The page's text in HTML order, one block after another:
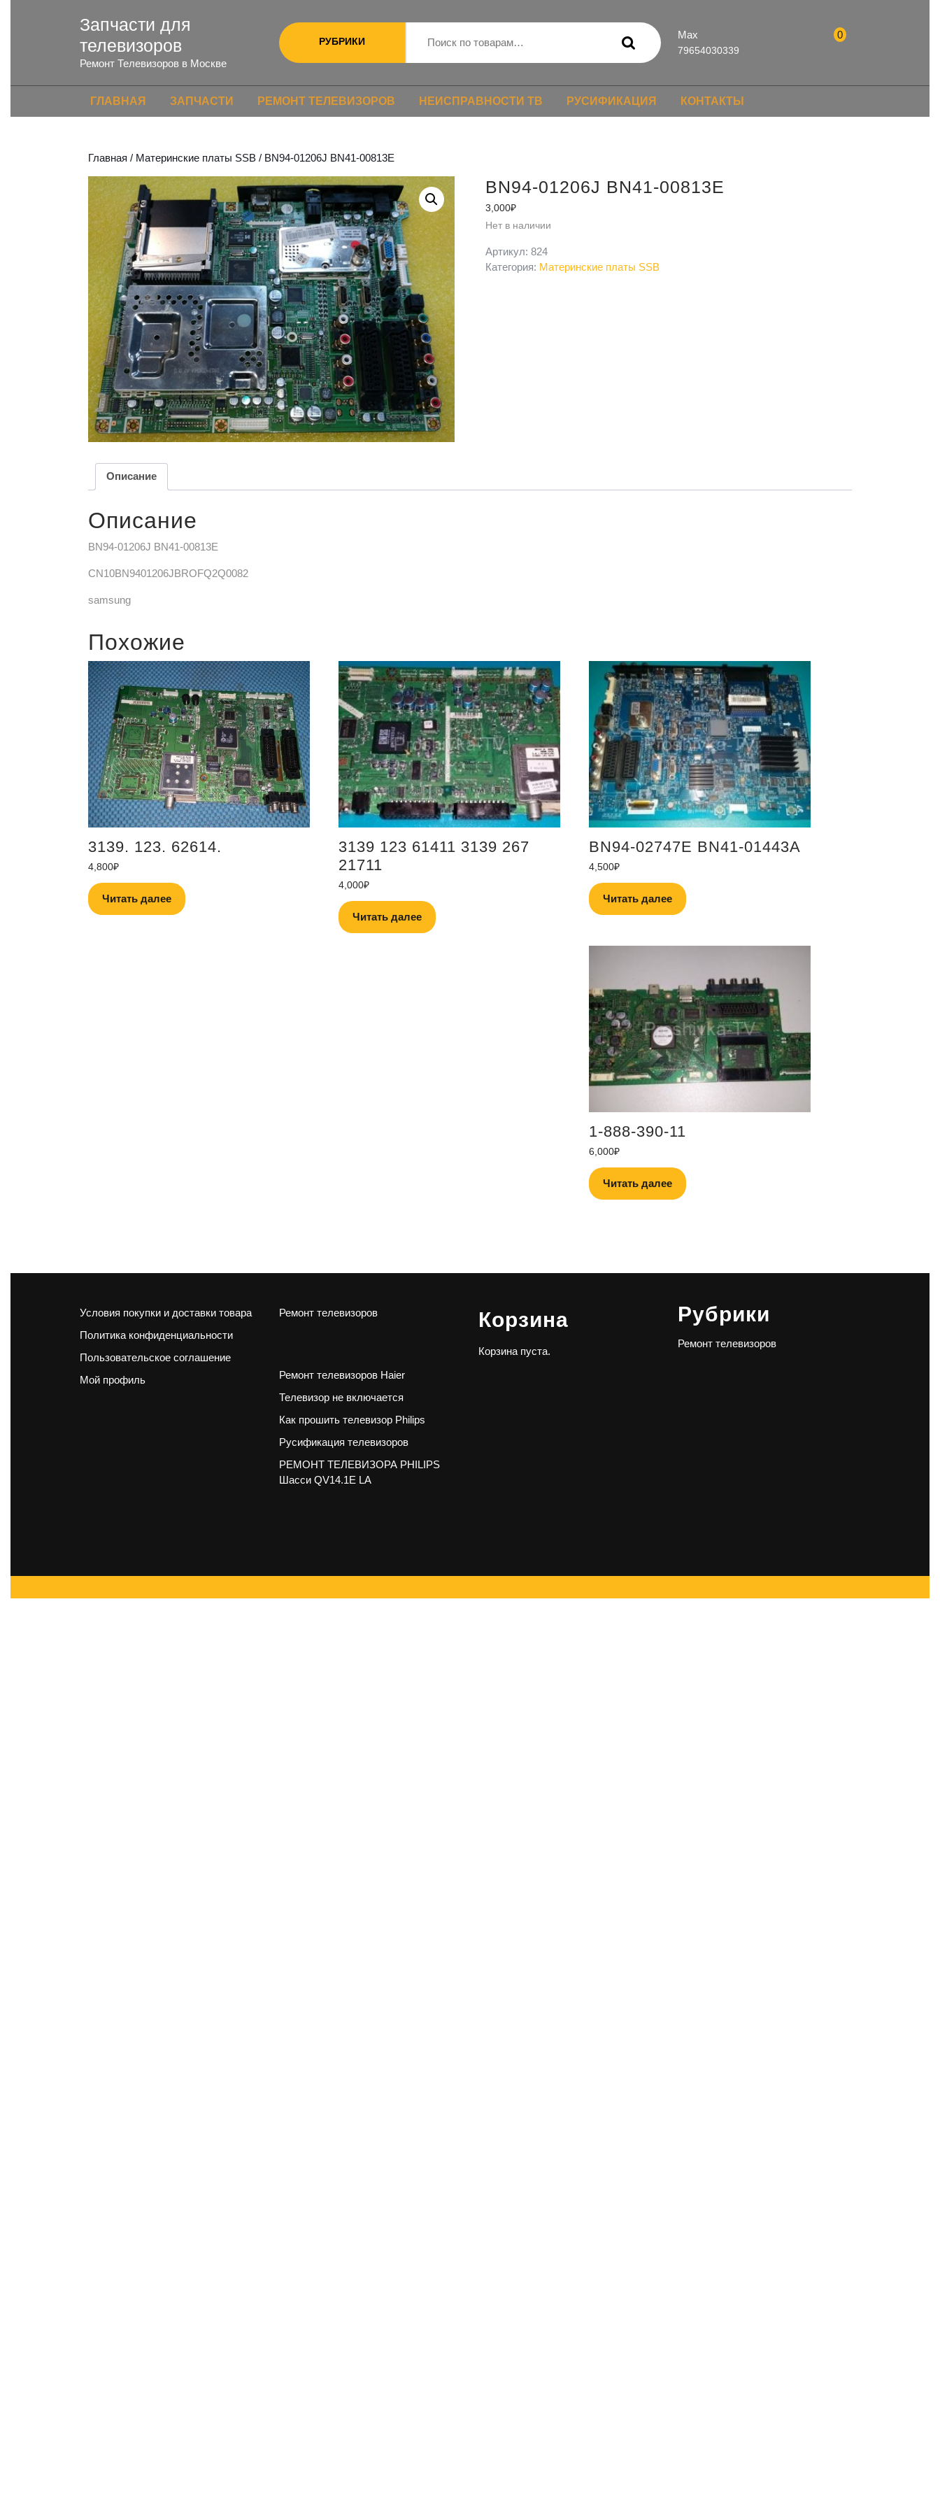
Запчасти для
телевизоров
Ремонт Телевизоров в Москве
РУБРИКИ
Max
79654030339
0
ГЛАВНАЯ ЗАПЧАСТИ РЕМОНТ ТЕЛЕВИЗОРОВ НЕИСПРАВНОСТИ ТВ РУСИФИКАЦИЯ КОНТАКТЫ
Главная / Материнские платы SSB / BN94-01206J BN41-00813E
BN94-01206J BN41-00813E
3,000₽
Нет в наличии
Артикул: 824
Категория: Материнские платы SSB
Описание
Описание
BN94-01206J BN41-00813E
CN10BN9401206JBROFQ2Q0082
samsung
Похожие
3139. 123. 62614.
4,800₽
Читать далее
3139 123 61411 3139 267
21711
4,000₽
Читать далее
BN94-02747E BN41-01443A
4,500₽
Читать далее
1-888-390-11
6,000₽
Читать далее
Условия покупки и доставки товара
Политика конфиденциальности
Пользовательское соглашение
Мой профиль
Ремонт телевизоров
Ремонт телевизоров Haier
Телевизор не включается
Как прошить телевизор Philips
Русификация телевизоров
РЕМОНТ ТЕЛЕВИЗОРА PHILIPS
Шасси QV14.1E LA
Корзина
Корзина пуста.
Рубрики
Ремонт телевизоров